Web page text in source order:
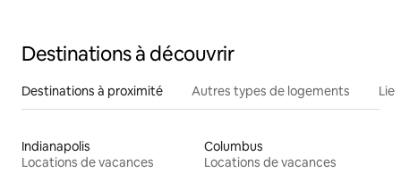
Destinations à découvrir
Destinations à proximité Autres types de logements
Indianapolis
Locations de vacances
Columbus
Locations de vacances